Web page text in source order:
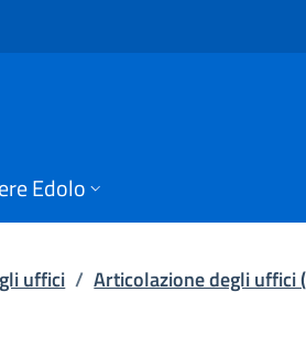
|
Edolo
uffici / Articolazione degli uffici